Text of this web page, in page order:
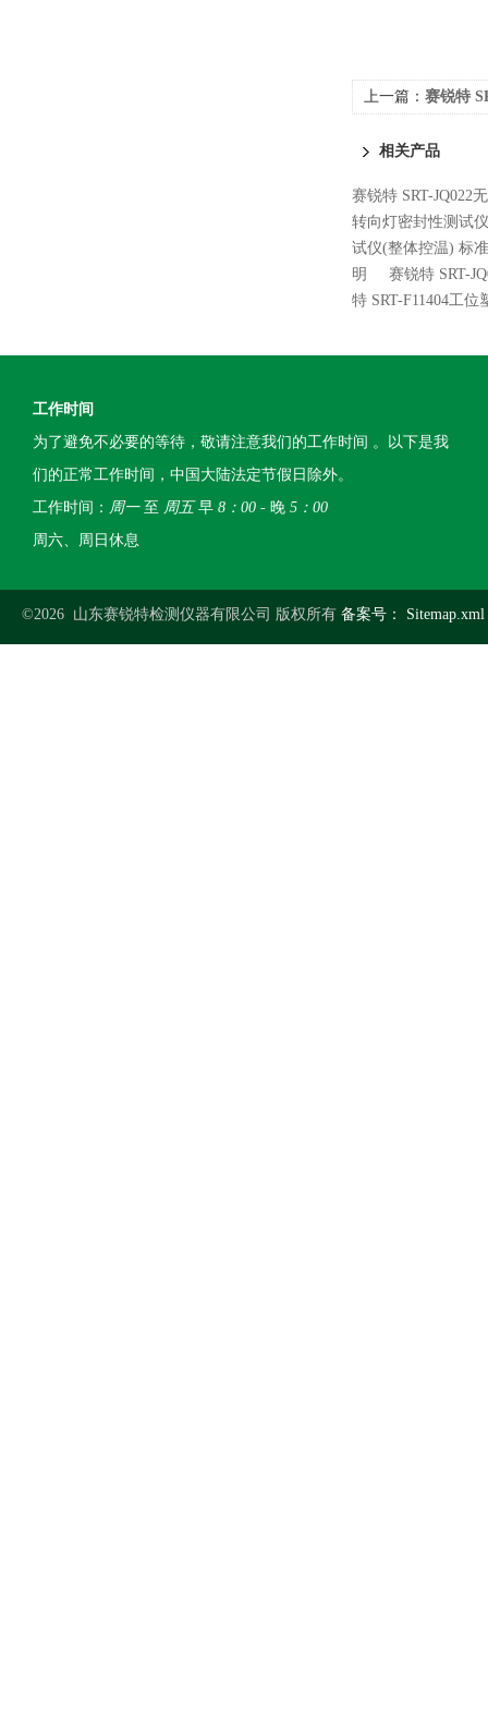
上一篇： 赛锐特
相关产品
赛锐特 SRT-JQ022
转向灯密封性测试
试仪(整体控温) 标准
明
赛锐特 SRT-
特 SRT-F11404工
工作时间
为了避免不必要的等待，敬请注意我们的工作时间 。以下是我
们的正常工作时间，中国大陆法定节假日除外。
工作时间： 周一至 周五早 8：00 - 晚 5：00
周六、周日休息
©2026 山东赛锐特检测仪器有限公司 版权所有 备案号： Sitemap.xml